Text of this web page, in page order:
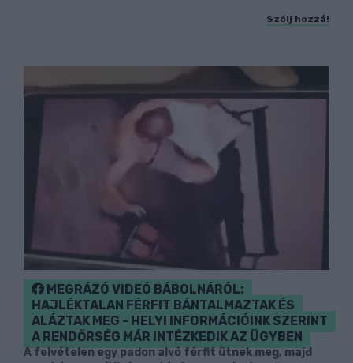
Szólj hozzá!
MEGRÁZÓ VIDEÓ BÁBOLNÁRÓL:
HAJLÉKTALAN FÉRFIT BÁNTALMAZTAK ÉS
ALÁZTAK MEG - HELYI INFORMÁCIÓINK SZERINT
A RENDŐRSÉG MÁR INTÉZKEDIK AZ ÜGYBEN
A felvételen egy padon alvó férfit ütnek meg, majd